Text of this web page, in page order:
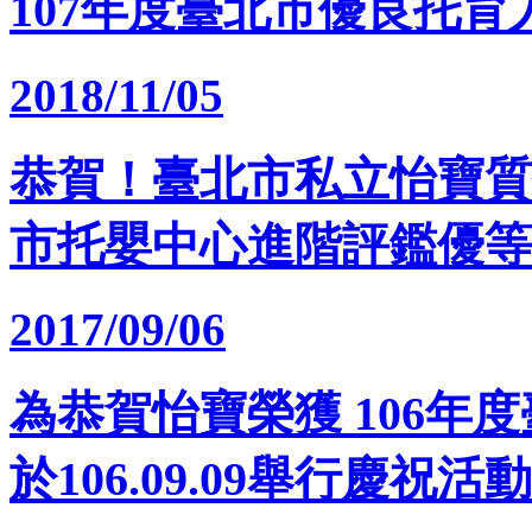
2018/11/05
恭賀！臺北市私立怡寶
市托嬰中心進階評鑑優等
2017/09/06
為恭賀怡寶榮獲 106年
於106.09.09舉行慶祝活